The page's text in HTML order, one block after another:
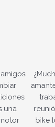
una
bike